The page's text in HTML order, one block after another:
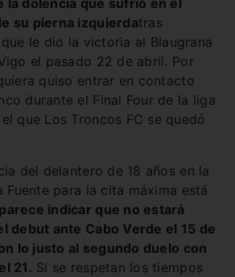
la dolencia que sufrió en el
su pierna izquierdatras
le dio la victoria al Blaugrana
el pasado 22 de abril. Por
quiso entrar en contacto
durante el Final Four de la liga
que Los Troncos FC se quedó
del delantero de 18 años en la
Fuente para la cita máxima está
indicar que no estará
debut ante Cabo Verde el 15 de
lo justo al segundo duelo con
21. Si se respetan los tiempos